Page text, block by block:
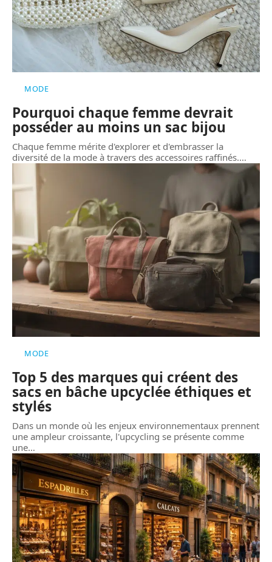
MODE
Pourquoi chaque femme devrait
posséder au moins un sac bijou
Chaque femme mérite d'explorer et d'embrasser la
diversité de la mode à travers des accessoires raffinés.…
MODE
Top 5 des marques qui créent des
sacs en bâche upcyclée éthiques et
stylés
Dans un monde où les enjeux environnementaux prennent
une ampleur croissante, l'upcycling se présente comme
une…